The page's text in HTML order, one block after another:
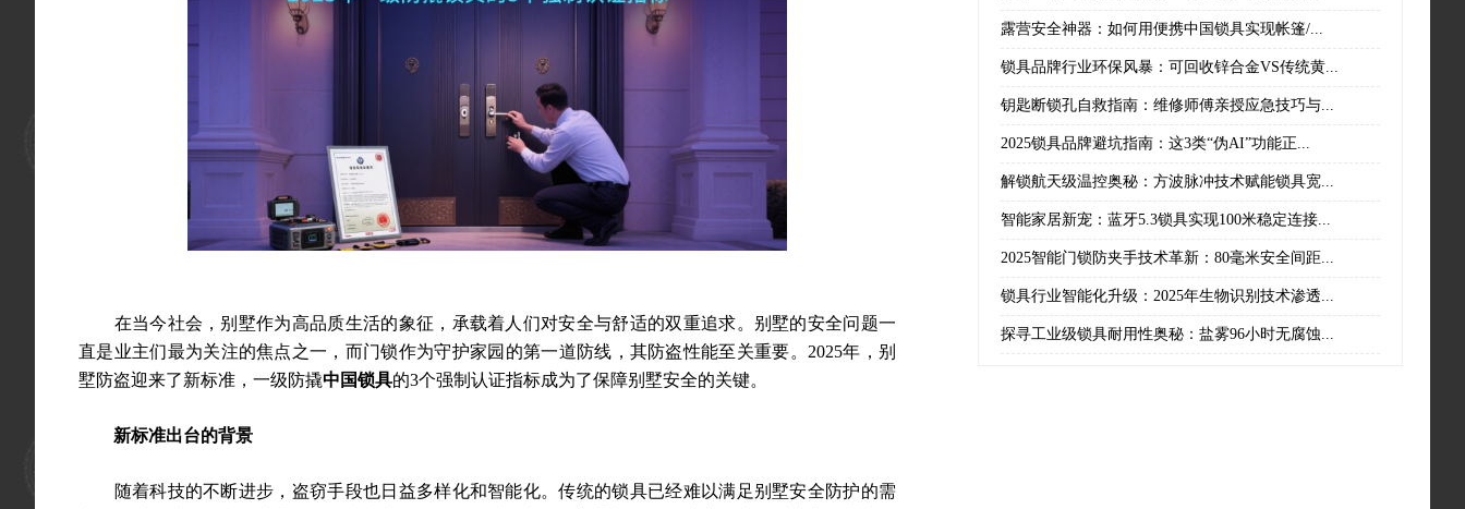
在当今社会，别墅作为高品质生活的象征，承载着人们对安全与舒适的双重追求。别墅的安全问题一
直是业主们最为关注的焦点之一，而门锁作为守护家园的第一道防线，其防盗性能至关重要。2025年，别
墅防盗迎来了新标准，一级防撬中国锁具的3个强制认证指标成为了保障别墅安全的关键。
新标准出台的背景
随着科技的不断进步，盗窃手段也日益多样化和智能化。传统的锁具已经难以满足别墅安全防护的需
露营安全神器：如何用便携中国锁具实现帐篷/...
锁具品牌行业环保风暴：可回收锌合金VS传统黄...
钥匙断锁孔自救指南：维修师傅亲授应急技巧与...
2025锁具品牌避坑指南：这3类“伪AI”功能正...
解锁航天级温控奥秘：方波脉冲技术赋能锁具宽...
智能家居新宠：蓝牙5.3锁具实现100米稳定连接...
2025智能门锁防夹手技术革新：80毫米安全间距...
锁具行业智能化升级：2025年生物识别技术渗透...
探寻工业级锁具耐用性奥秘：盐雾96小时无腐蚀...